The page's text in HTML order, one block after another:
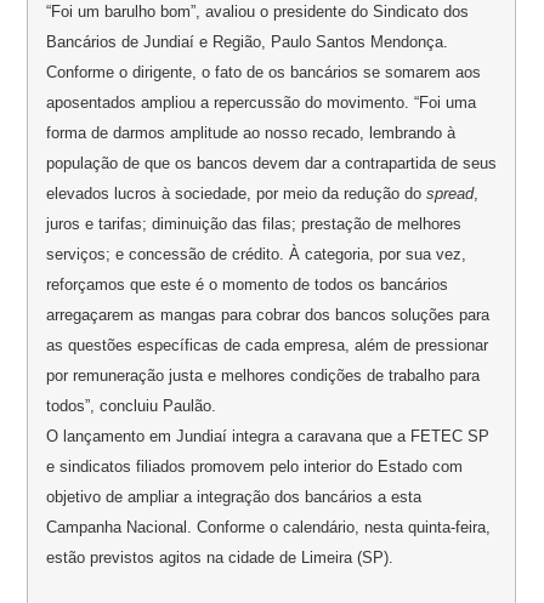
“Foi um barulho bom”, avaliou o presidente do Sindicato dos
Bancários de Jundiaí e Região, Paulo Santos Mendonça.
Conforme o dirigente, o fato de os bancários se somarem aos
aposentados ampliou a repercussão do movimento. “Foi uma
forma de darmos amplitude ao nosso recado, lembrando à
população de que os bancos devem dar a contrapartida de seus
elevados lucros à sociedade, por meio da redução dospread,
juros e tarifas; diminuição das filas; prestação de melhores
serviços; e concessão de crédito. À categoria, por sua vez,
reforçamos que este é o momento de todos os bancários
arregaçarem as mangas para cobrar dos bancos soluções para
as questões específicas de cada empresa, além de pressionar
por remuneração justa e melhores condições de trabalho para
todos”, concluiu Paulão.
O lançamento em Jundiaí integra a caravana que a FETEC SP
e sindicatos filiados promovem pelo interior do Estado com
objetivo de ampliar a integração dos bancários a esta
Campanha Nacional. Conforme o calendário, nesta quinta-feira,
estão previstos agitos na cidade de Limeira (SP).